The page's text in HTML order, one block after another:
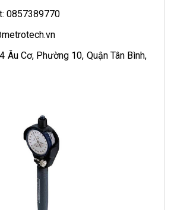
0857389770
Âu Cơ, Phường 10, Quận Tân Bình,